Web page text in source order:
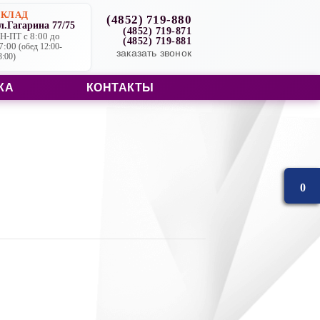
77/75
ПТ с 8:00 до
(обед 12:00-
(4852) 719-880
(4852) 719-871
(4852) 719-881
заказать звонок
КОНТАКТЫ
0